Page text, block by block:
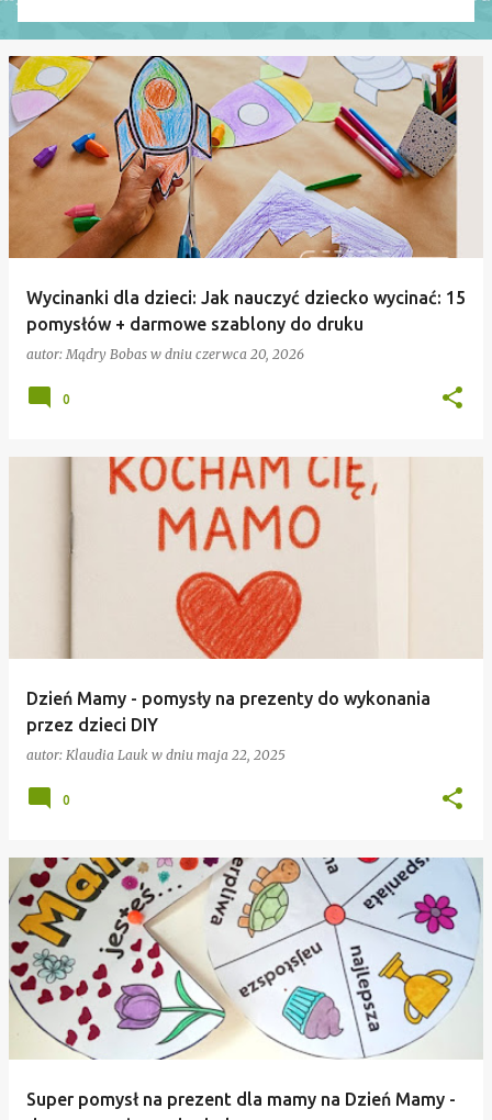
Wycinanki dla dzieci: Jak nauczyć dziecko wycinać: 15
pomysłów + darmowe szablony do druku
autor:Mądry Bobas w dniu czerwca 20, 2026
0
Dzień Mamy - pomysły na prezenty do wykonania
przez dzieci DIY
autor: Klaudia Lauk w dniu maja 22, 2025
0
Super pomysł na prezent dla mamy na Dzień Mamy -